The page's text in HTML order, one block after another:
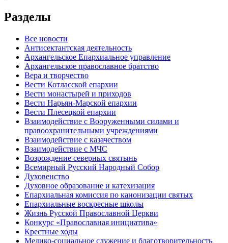
Разделы
Все новости
Антисектантская деятельность
Архангельское Епархиальное управление
Архангельское православное братство
Вера и творчество
Вести Котласской епархии
Вести монастырей и приходов
Вести Нарьян-Марской епархии
Вести Плесецкой епархии
Взаимодействие с Вооруженными силами и
правоохранительными учреждениями
Взаимодействие с казачеством
Взаимодействие с МЧС
Возрождение северных святынь
Всемирный Русский Народный Собор
Духовенство
Духовное образование и катехизация
Епархиальная комиссия по канонизации святых
Епархиальные воскресные школы
Жизнь Русской Православной Церкви
Конкурс «Православная инициатива»
Крестные ходы
Медико-социальное служение и благотворительность